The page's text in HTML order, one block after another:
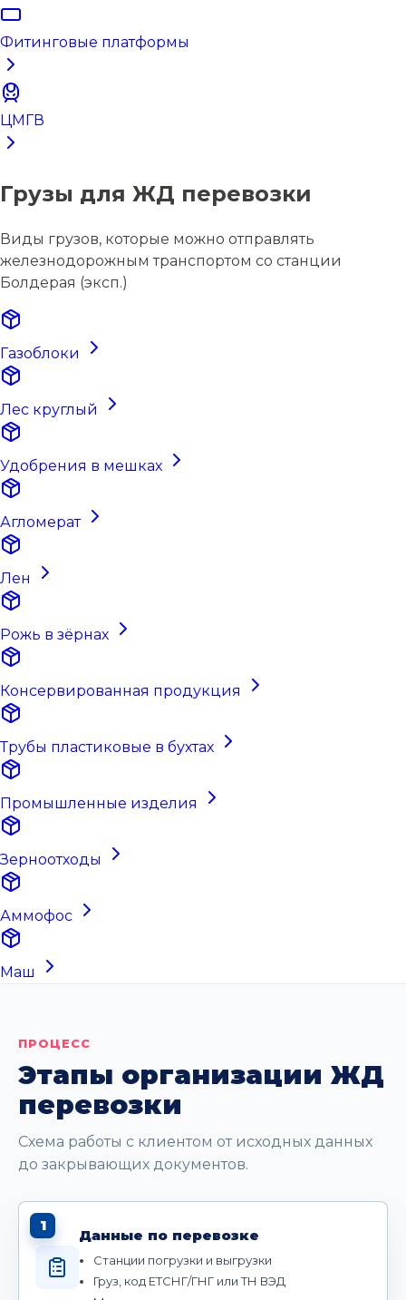
Фитинговые платформы
ЦМГВ
Грузы для ЖД перевозки
Виды грузов, которые можно отправлять
железнодорожным транспортом со станции
Болдерая (эксп.)
Газоблоки
Лес круглый
Удобрения в мешках
Агломерат
Лен
Рожь в зёрнах
Консервированная продукция
Трубы пластиковые в бухтах
Промышленные изделия
Зерноотходы
Аммофос
Маш
ПРОЦЕСС
Этапы организации ЖД
перевозки
Схема работы с клиентом от исходных данных
до закрывающих документов.
1
Данные по перевозке
Станции погрузки и выгрузки
Груз, код ЕТСНГ/ГНГ или ТН ВЭД